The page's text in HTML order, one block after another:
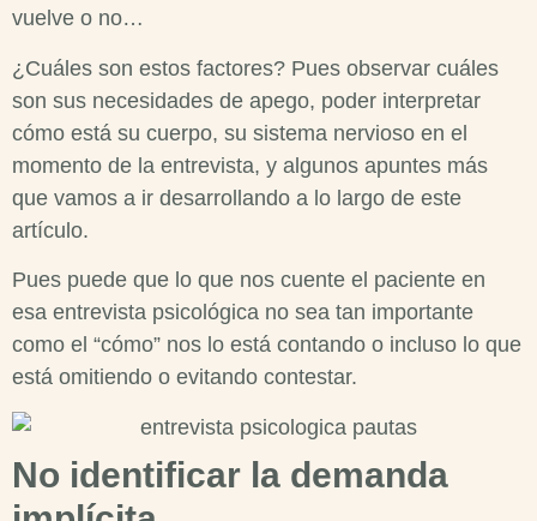
vuelve o no…
¿Cuáles son estos factores? Pues observar cuáles
son sus necesidades de apego, poder interpretar
cómo está su cuerpo, su sistema nervioso en el
momento de la entrevista, y algunos apuntes más
que vamos a ir desarrollando a lo largo de este
artículo.
Pues puede que lo que nos cuente el paciente en
esa entrevista psicológica no sea tan importante
como el “cómo” nos lo está contando o incluso lo que
está omitiendo o evitando contestar.
No identificar la demanda